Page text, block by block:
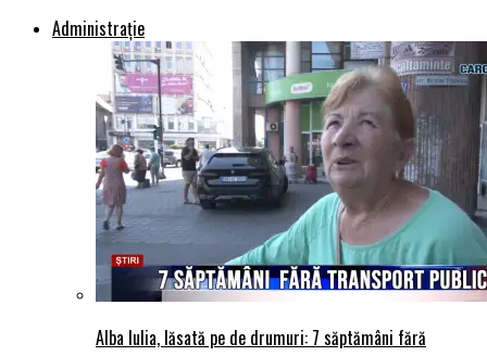
Administraţie
Alba Iulia, lăsată pe de drumuri: 7 săptămâni fără